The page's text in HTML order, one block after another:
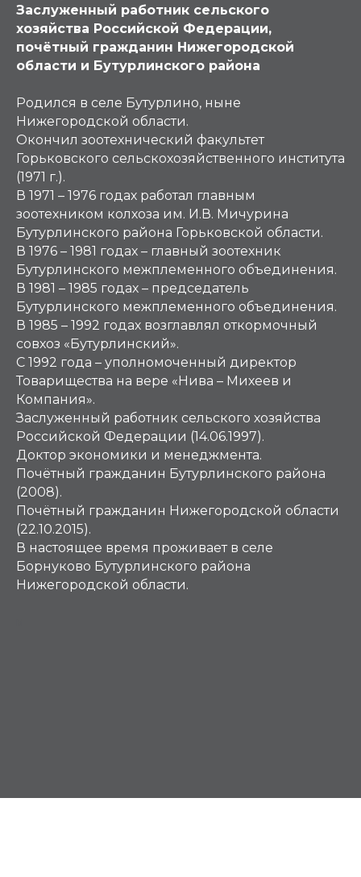
Заслуженный работник сельского
хозяйства Российской Федерации,
почётный гражданин Нижегородской
области и Бутурлинского района
Родился в селе Бутурлино, ныне
Нижегородской области.
Окончил зоотехнический факультет
Горьковского сельскохозяйственного института
(1971 г.).
В 1971 – 1976 годах работал главным
зоотехником колхоза им. И.В. Мичурина
Бутурлинского района Горьковской области.
В 1976 – 1981 годах – главный зоотехник
Бутурлинского межплеменного объединения.
В 1981 – 1985 годах – председатель
Бутурлинского межплеменного объединения.
В 1985 – 1992 годах возглавлял откормочный
совхоз «Бутурлинский».
С 1992 года – уполномоченный директор
Товарищества на вере «Нива – Михеев и
Компания».
Заслуженный работник сельского хозяйства
Российской Федерации (14.06.1997).
Доктор экономики и менеджмента.
Почётный гражданин Бутурлинского района
(2008).
Почётный гражданин Нижегородской области
(22.10.2015).
В настоящее время проживает в селе
Борнуково Бутурлинского района
Нижегородской области.